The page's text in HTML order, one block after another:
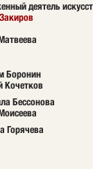
деятель
Боронин
Кочетков
Бессонова
Горячева